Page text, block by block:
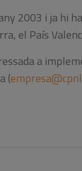
2003 i ja hi
el País
a
(